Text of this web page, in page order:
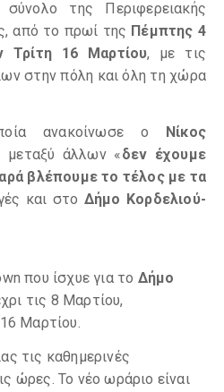
της Περιφερειακής
από το πρωί της Πέμπτης 4
Τρίτη 16 Μαρτίου, με τις
στην πόλη και όλη τη χώρα
ανακοίνωσε ο Νίκος
μεταξύ άλλων «δεν έχουμε
βλέπουμε το τέλος με τα
και στο Δήμο Κορδελιού-
που ίσχυε για το Δήμο
τις 8 Μαρτίου,
Μαρτίου.
τις καθημερινές
ώρες. Το νέο ωράριο είναι